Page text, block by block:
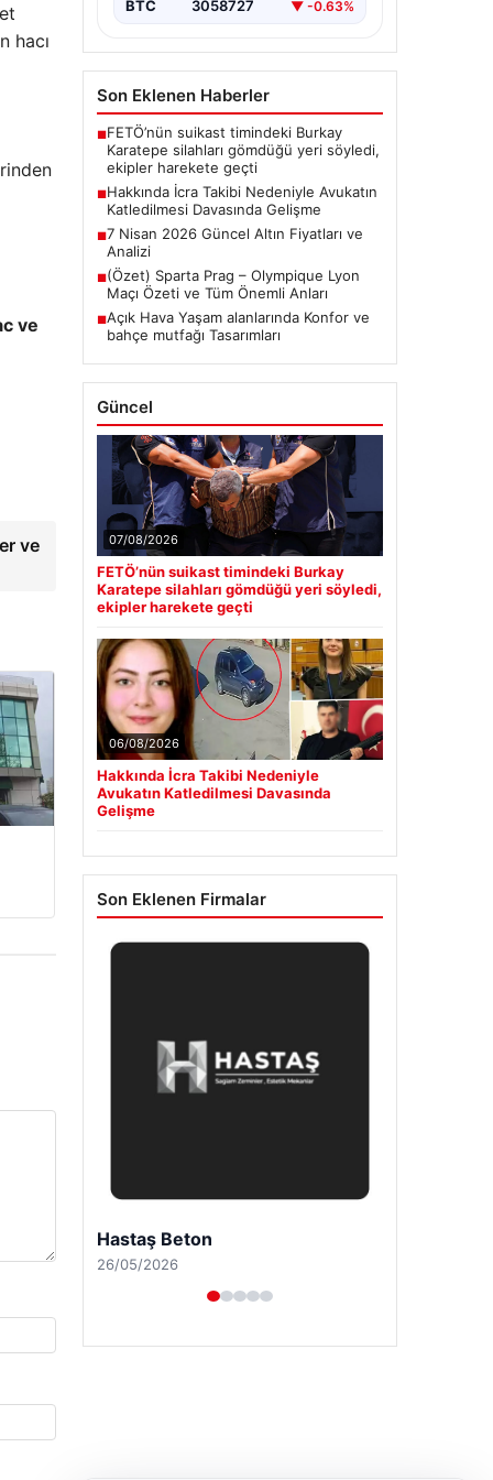
hacı
ve
ve
BTC 3058727 ▼ -0.63%
Son Eklenen Haberler
■FETÖ’nün suikast timindeki Burkay
Karatepe silahları gömdüğü yeri söyledi,
ekipler harekete geçti
■Hakkında İcra Takibi Nedeniyle Avukatın
Katledilmesi Davasında Gelişme
■7 Nisan 2026 Güncel Altın Fiyatları ve
Analizi
■(Özet) Sparta Prag – Olympique Lyon
Maçı Özeti ve Tüm Önemli Anları
■Açık Hava Yaşam alanlarında Konfor ve
bahçe mutfağı Tasarımları
Güncel
07/08/2026
FETÖ’nün suikast timindeki Burkay
Karatepe silahları gömdüğü yeri söyledi,
ekipler harekete geçti
06/08/2026
Hakkında İcra Takibi Nedeniyle
Avukatın Katledilmesi Davasında
Gelişme
Son Eklenen Firmalar
Enes Kaplan Avukatlık Bürosu
28/04/2026